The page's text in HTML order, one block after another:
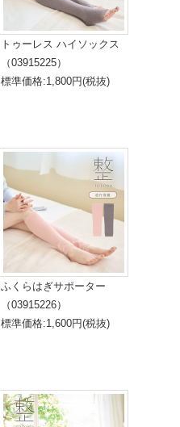
トゥーレス ハイソックス
（03915225）
標準価格:1,800円(税抜)
ふくらはぎサポーター
（03915226）
標準価格:1,600円(税抜)